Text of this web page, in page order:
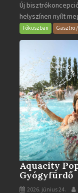
Bistro
&
Bar
bejegyzéshez
Új
helyszínen nyílt
Fókuszban Gasztro
Aquacity
Gyógyfürdő
2026. június 24.